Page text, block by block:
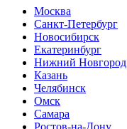
Москва
Санкт-Петербург
Новосибирск
Екатеринбург
Нижний Новгород
Казань
Челябинск
Омск
Самара